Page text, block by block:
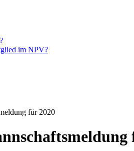
im NPV?
für 2020